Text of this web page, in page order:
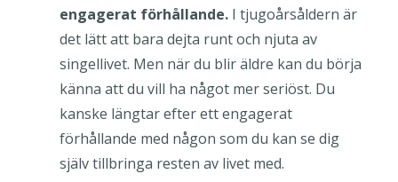
engagerat förhållande. I tjugoårsåldern är
det lätt att bara dejta runt och njuta av
singellivet. Men när du blir äldre kan du börja
känna att du vill ha något mer seriöst. Du
kanske längtar efter ett engagerat
förhållande med någon som du kan se dig
själv tillbringa resten av livet med.